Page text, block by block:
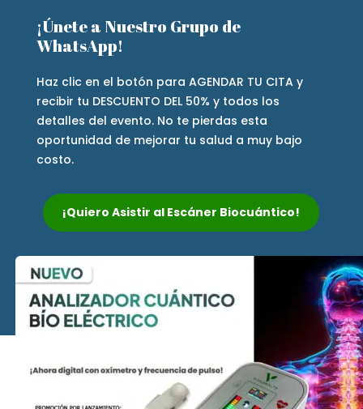
¡Únete a Nuestro Grupo de
WhatsApp!
Haz clic en el botón para AGENDAR TU CITA y
recibir tu DESCUENTO DEL 50% y todos los
detalles del evento. No te pierdas esta
oportunidad de mejorar tu salud a muy bajo
costo.
¡Quiero Asistir al Escáner Biocuántico!